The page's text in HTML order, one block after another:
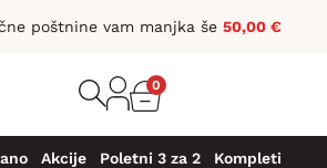
poštnine vam manjka še 50,00 €
0
Akcije Poletni 3 za 2
Kompleti